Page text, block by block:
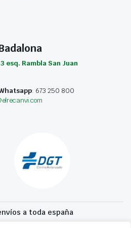
esq. Rambla San Juan
: 673 250 800
a toda españa